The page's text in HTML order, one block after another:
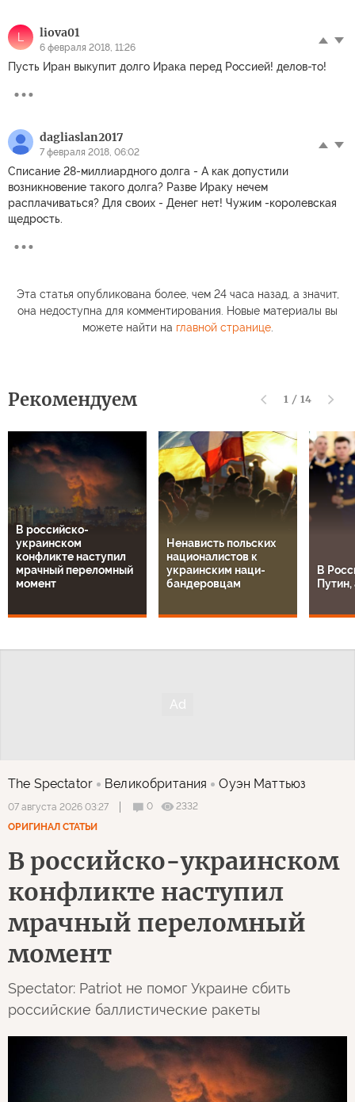
L liova01
6 февраля 2018, 11:26
Пусть Иран выкупит долго Ирака перед Россией! делов-то!
dagliaslan2017
7 февраля 2018, 06:02
Списание 28-миллиардного долга - А как допустили
возникновение такого долга? Разве Ираку нечем
расплачиваться? Для своих - Денег нет! Чужим -королевская
щедрость.
Эта статья опубликована более, чем 24 часа назад, а значит,
она недоступна для комментирования. Новые материалы вы
можете найти на главной странице.
Рекомендуем 1 / 14
В российско-
украинском
конфликте наступил
мрачный переломный
момент
Ненависть польских
националистов к
украинским наци-
бандеровцам
В
The Spectator Великобритания Оуэн Маттьюз
07 августа 2026 03:27 0
2332
ОРИГИНАЛ СТАТЬИ
В российско-украинском
конфликте наступил
мрачный переломный
момент
Spectator: Patriot не помог Украине сбить
российские баллистические ракеты